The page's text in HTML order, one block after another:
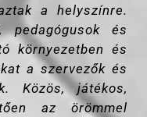
a helyszínre.
pedagógusok és
környezetben és
a szervezők és
Közös, játékos,
az örömmel